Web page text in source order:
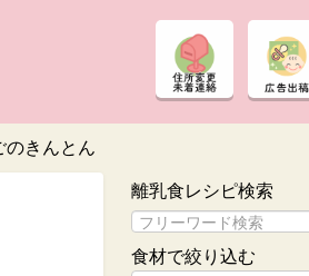
のきんとん
離乳食レシピ検索
食材で絞り込む